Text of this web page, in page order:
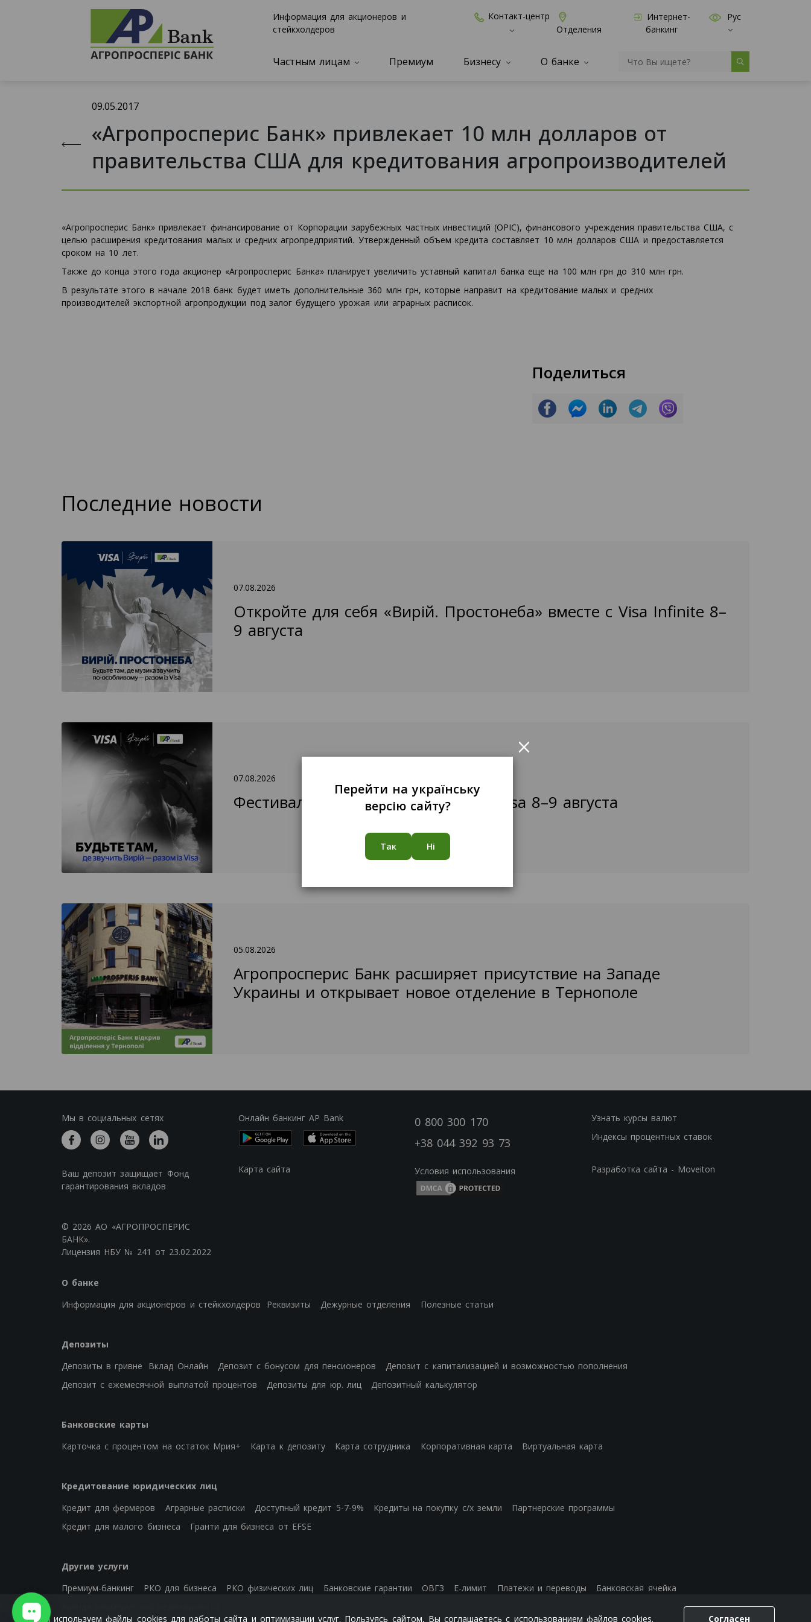
Информация для акционеров и
стейкхолдеров
Контакт-центр
Отделения
Интернет-
банкинг
Рус
Частным лицам Премиум Бизнесу О банке
09.05.2017
«Агропросперис Банк» привлекает 10 млн долларов от
правительства США для кредитования агропроизводителей
«Агропросперис Банк» привлекает финансирование от Корпорации зарубежных частных инвестиций (OPIC), финансового учреждения правительства США, с
целью расширения кредитования малых и средних агропредприятий. Утвержденный объем кредита составляет 10 млн долларов США и предоставляется
сроком на 10 лет.
Также до конца этого года акционер «Агропросперис Банка» планирует увеличить уставный капитал банка еще на 100 млн грн до 310 млн грн.
В результате этого в начале 2018 банк будет иметь дополнительные 360 млн грн, которые направит на кредитование малых и средних
производителей экспортной агропродукции под залог будущего урожая или аграрных расписок.
Поделиться
Последние новости
07.08.2026
Откройте для себя «Вирій. Простонеба» вместе с Visa Infinite 8–
9 августа
07.08.2026
Фестиваль «Вирій. Простонеба» с Visa 8–9 августа
05.08.2026
Агропросперис Банк расширяет присутствие на Западе
Украины и открывает новое отделение в Тернополе
0 800 300 170
+38 044 392 93 73
Условия использования
Узнать курсы валют
Индексы процентных ставок
Разработка сайта - Moveiton
Онлайн банкинг AP Bank
Карта сайта
Мы в социальных сетях
Ваш депозит защищает Фонд
гарантирования вкладов
© 2026 АО «АГРОПРОСПЕРИС
БАНК».
Лицензия НБУ № 241 от 23.02.2022
О банке
Информация для акционеров и стейкхолдеров
Реквизиты Дежурные отделения Полезные статьи
Депозиты
Депозиты в гривне
Вклад Онлайн Депозит с бонусом для пенсионеров
Депозит с капитализацией и возможностью пополнения
Депозит с ежемесячной выплатой процентов
Депозиты для юр. лиц Депозитный калькулятор
Банковские карты
Карточка с процентом на остаток Мрия+
Карта к депозиту Карта сотрудника Корпоративная карта Виртуальная карта
Кредитование юридических лиц
Кредит для фермеров
Аграрные расписки Доступный кредит 5-7-9% Кредиты на покупку с/х земли
Партнерские программы
Кредит для малого бизнеса
Гранти для бизнеса от EFSE
Другие услуги
Премиум-банкинг
РКО для бизнеса РКО физических лиц Банковские гарантии ОВГЗ Е-лимит Платежи и переводы
Банковская ячейка
Мы используем файлы cookies для работы сайта и оптимизации услуг. Пользуясь сайтом, Вы соглашаетесь с использованием файлов cookies.
Согласен
×
Перейти на українську
версію сайту?
Так Ні